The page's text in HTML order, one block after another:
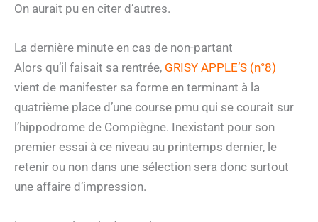
On aurait pu en citer d’autres.
La dernière minute en cas de non-partant
Alors qu’il faisait sa rentrée, GRISY APPLE’S (n°8)
vient de manifester sa forme en terminant à la
quatrième place d’une course pmu qui se courait sur
l’hippodrome de Compiègne. Inexistant pour son
premier essai à ce niveau au printemps dernier, le
retenir ou non dans une sélection sera donc surtout
une affaire d’impression.